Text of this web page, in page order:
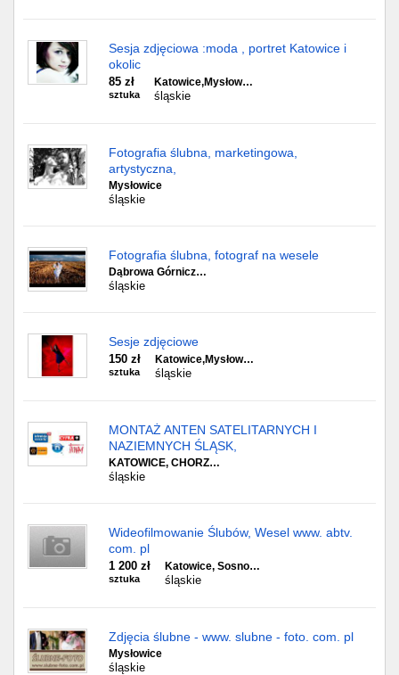
Sesja zdjęciowa :moda , portret Katowice i
okolic
85 zł
sztuka
Katowice,Mysłow…
śląskie
Fotografia ślubna, marketingowa,
artystyczna,
Mysłowice
śląskie
Fotografia ślubna, fotograf na wesele
Dąbrowa Górnicz…
śląskie
Sesje zdjęciowe
150 zł
sztuka
Katowice,Mysłow…
śląskie
MONTAŻ ANTEN SATELITARNYCH I
NAZIEMNYCH ŚLĄSK,
KATOWICE, CHORZ…
śląskie
Wideofilmowanie Ślubów, Wesel www. abtv.
com. pl
1 200 zł
sztuka
Katowice, Sosno…
śląskie
Zdjęcia ślubne - www. slubne - foto. com. pl
Mysłowice
śląskie